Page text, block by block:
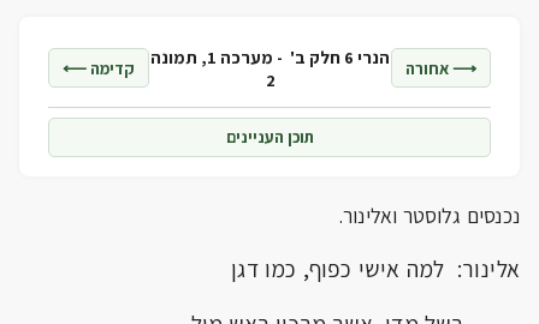
⟶ אחורה הנרי 6 חלק ב' -
מערכה 1, תמונה
2
קדימה ⟵
תוכן העניינים
נכנסים גלוסטר ואלינור.
אלינור: למה אישי כפוף, כמו דגן